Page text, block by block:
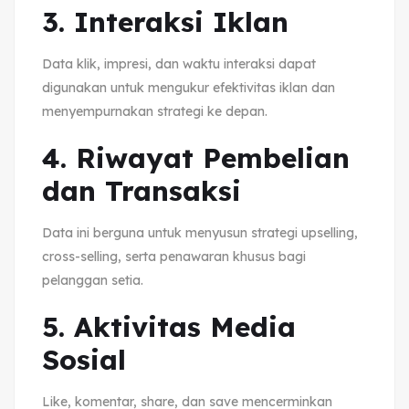
3. Interaksi Iklan
Data klik, impresi, dan waktu interaksi dapat
digunakan untuk mengukur efektivitas iklan dan
menyempurnakan strategi ke depan.
4. Riwayat Pembelian
dan Transaksi
Data ini berguna untuk menyusun strategi upselling,
cross-selling, serta penawaran khusus bagi
pelanggan setia.
5. Aktivitas Media
Sosial
Like, komentar, share, dan save mencerminkan